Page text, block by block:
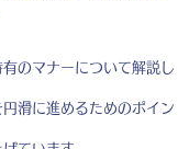
のマナーについて解説し
滑に進めるためのポイン